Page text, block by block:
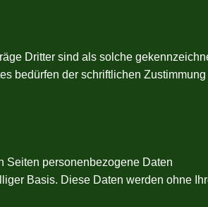
Dritter sind als solche
bedürfen der schriftlichen
Seiten personenbezogene Daten
Basis. Diese Daten werden ohne